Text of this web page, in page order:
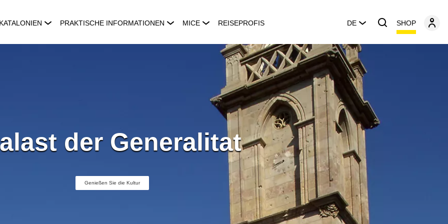
PRAKTISCHE INFORMATIONEN MICE REISEPROFIS DE SHOP
der Generalitat
Genießen Sie die Kultur